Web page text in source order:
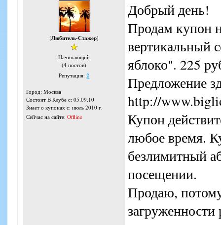
[Любитель-Стажер]
Начинающий
(4 постов)
Репутация:2
Город: Москва
Состоит В Клубе с: 05.09.10
Знает о купонах с: июль 2010 г.
Сейчас на сайте: Offline
Добрый день!
Продам купон
вертикальный
яблоко". 225
Предложение
http://
Купон
любое время.
безлимитный
посещении.
Продаю,
загруженности